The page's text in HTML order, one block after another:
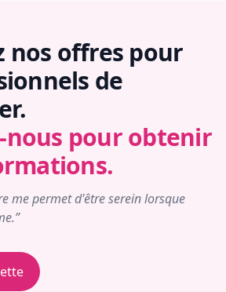
nos offres pour
de
nous pour obtenir
me permet d'être serein lorsque